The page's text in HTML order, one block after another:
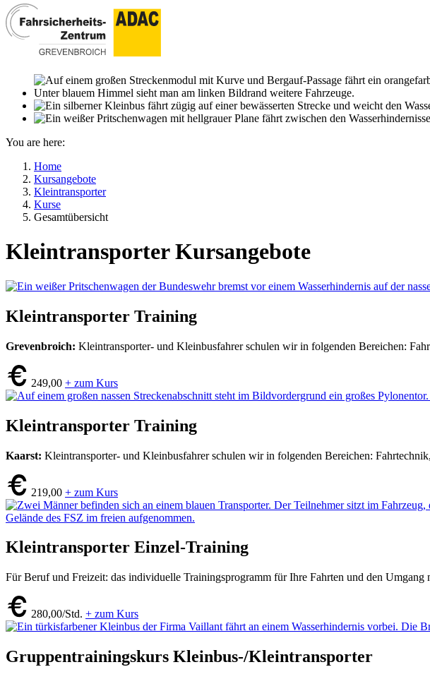
You are here:
Home
Kursangebote
Kleintransporter
Kurse
Gesamtübersicht
Kleintransporter Kursangebote
Kleintransporter Training
Grevenbroich: Kleintransporter- und Kleinbusfahrer schulen wir in folgenden Bereichen:
249,00 + zum Kurs
Kleintransporter Training
Kaarst: Kleintransporter- und Kleinbusfahrer schulen wir in folgenden Bereichen:
219,00 + zum Kurs
Kleintransporter Einzel-Training
Für Beruf und Freizeit: das individuelle Trainingsprogramm für Ihre Fahrten und den
280,00/Std. + zum Kurs
Gruppentrainingskurs Kleinbus-/Kleintransporter